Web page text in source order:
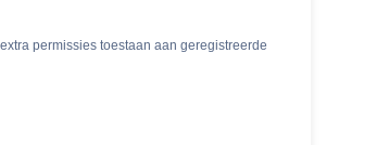
permissies toestaan aan geregistreerde